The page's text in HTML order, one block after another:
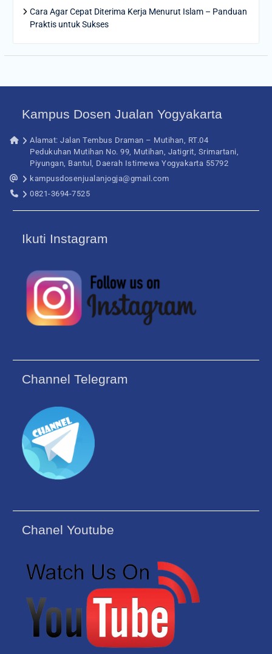
Cara Agar Cepat Diterima Kerja Menurut Islam – Panduan
Praktis untuk Sukses
Kampus Dosen Jualan Yogyakarta
Alamat: Jalan Tembus Draman – Mutihan, RT.04
Pedukuhan Mutihan No. 99, Mutihan, Jatigrit, Srimartani,
Piyungan, Bantul, Daerah Istimewa Yogyakarta 55792
kampusdosenjualanjogja@gmail.com
0821-3694-7525
Ikuti Instagram
Channel Telegram
Chanel Youtube